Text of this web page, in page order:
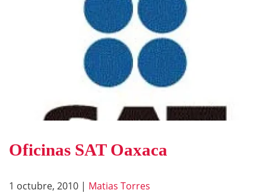
Oficinas SAT Oaxaca
1 octubre, 2010 | Matias Torres